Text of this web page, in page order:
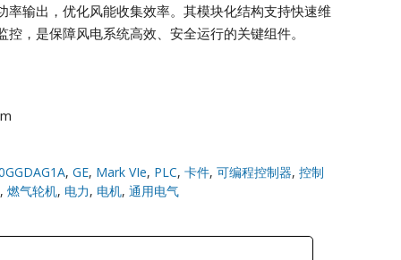
率输出，优化风能收集效率。其模块化结构支持快速维
，是保障风电系统高效、安全运行的关键组件。
, GE, Mark VIe, PLC, 卡件, 可编程控制器, 控制
, 燃气轮机, 电力, 电机, 通用电气